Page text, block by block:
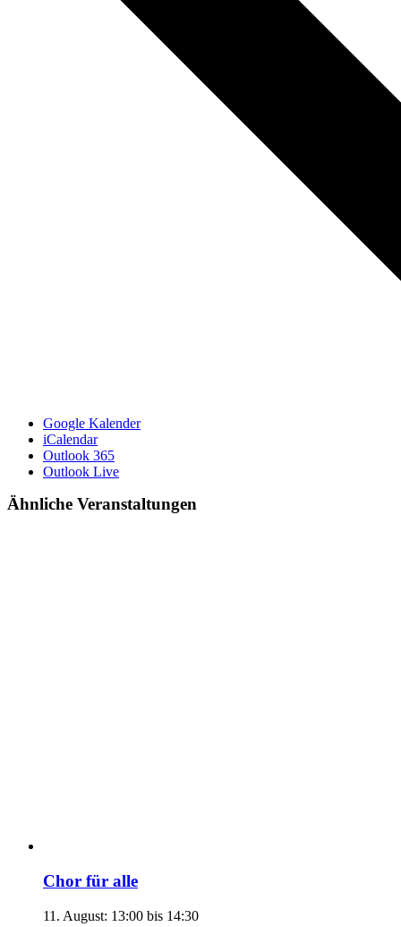
Google Kalender
iCalendar
Outlook 365
Outlook Live
Ähnliche Veranstaltungen
Chor für alle
11. August: 13:00 bis 14:30